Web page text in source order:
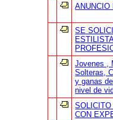
ANUNCIO
SE
Jovenes ,
Solteras,
y ganas
nivel de
CON